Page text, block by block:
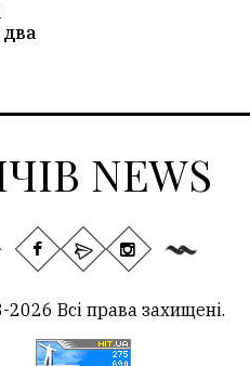
два
NEWS
Всі права захищені.